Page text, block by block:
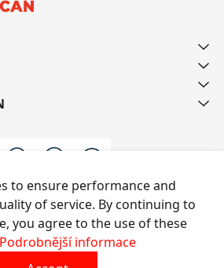
Kontaktujte nás
to ensure performance and
of service. By continuing to
you agree to the use of these
Podrobnější informace